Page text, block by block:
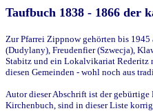
Taufbuch 1838 - 1866 der
Zur Pfarrei Zippnow gehörten bis
(Dudylany), Freudenfier (Szwecja),
Stabitz und ein Lokalvikariat Rederitz
diesen Gemeinden - wohl noch aus
Autor dieser Abschrift ist der gebürtige
Kirchenbuch, sind in dieser Liste